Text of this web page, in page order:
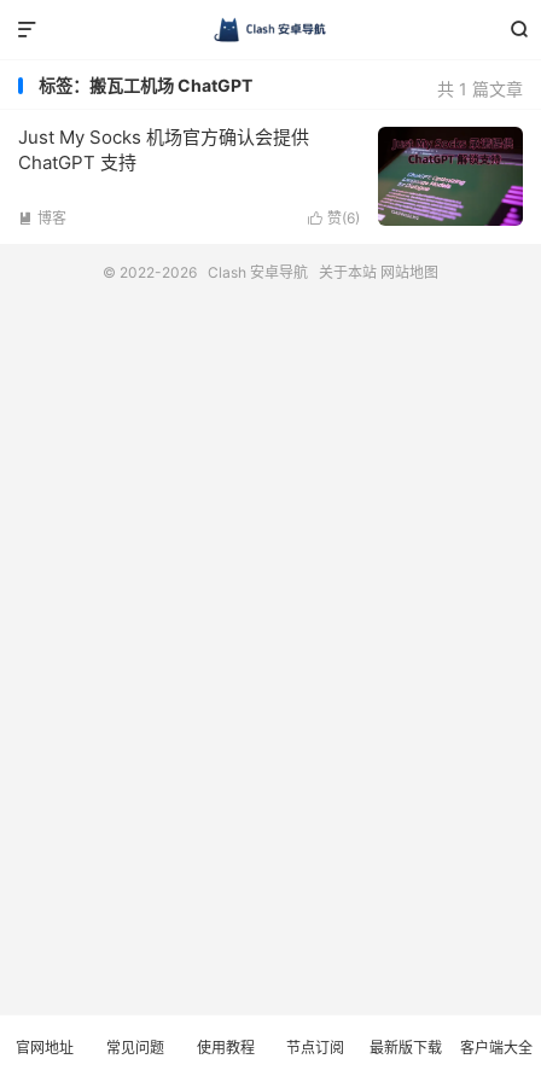


共 1 篇文章
标签：搬瓦工机场 ChatGPT
Just My Socks 机场官方确认会提供
ChatGPT 支持
 赞(6)
 博客
© 2022-2026 Clash 安卓导航 关于本站 网站地图
官网地址 常见问题 使用教程 节点订阅 最新版下载 客户端大全